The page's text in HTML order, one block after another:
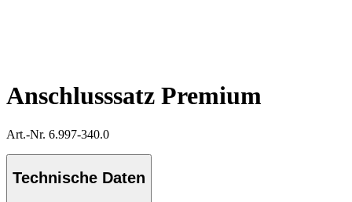
Anschlusssatz Premium
Art.-Nr. 6.997-340.0
Technische Daten